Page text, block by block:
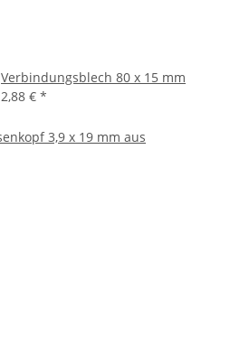
Verbindungsblech 80 x 15 mm
2,88 € *